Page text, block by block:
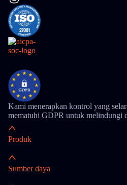
Kami menerapkan kontrol yang
mematuhi GDPR untuk melindungi
Produk
Sumber daya